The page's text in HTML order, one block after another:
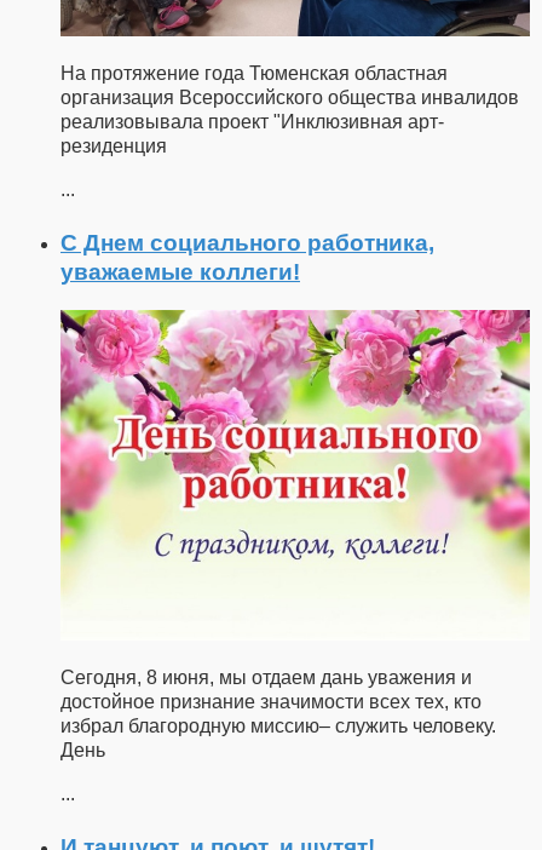
На протяжение года Тюменская областная
организация Всероссийского общества инвалидов
реализовывала проект "Инклюзивная арт-
резиденция
...
С Днем социального работника,
уважаемые коллеги!
Сегодня, 8 июня, мы отдаем дань уважения и
достойное признание значимости всех тех, кто
избрал благородную миссию– служить человеку.
День
...